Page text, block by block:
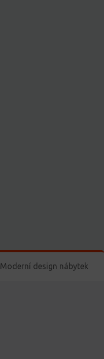
Moderní design nábytek